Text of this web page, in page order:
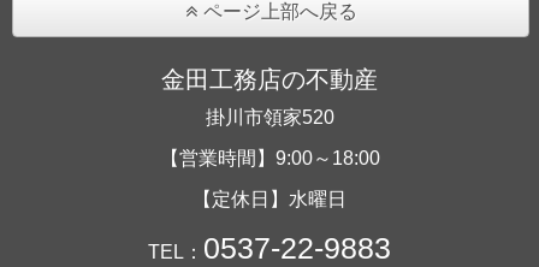
ページ上部へ戻る
金田工務店の不動産
掛川市領家520
【営業時間】9:00～18:00
【定休日】水曜日
TEL： 0537-22-9883